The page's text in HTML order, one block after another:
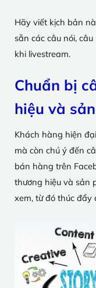
Hãy viết kịch bản
sẵn các câu nói,
khi livestream.
Chuẩn bị
hiệu và
Khách hàng hiện
mà còn chú ý đến
bán hàng trên
thương hiệu và sản
xem, từ đó thúc